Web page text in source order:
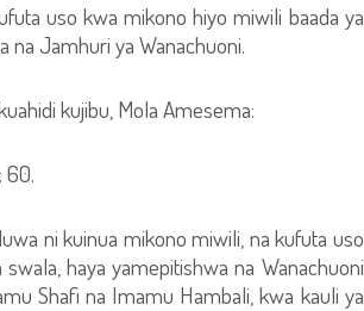
uso kwa mikono hiyo miwili baada ya
na Jamhuri ya Wanachuoni.
kujibu, Mola Amesema:
60.
ni kuinua mikono miwili, na kufuta uso
haya yamepitishwa na Wanachuoni
Shafi na Imamu Hambali, kwa kauli ya